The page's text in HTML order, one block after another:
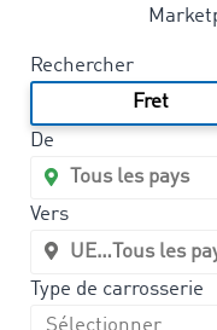
Rechercher
Fret
De
Vers
Type de carrosserie